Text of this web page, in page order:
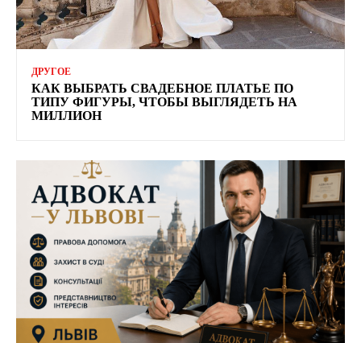
ДРУГОЕ
КАК ВЫБРАТЬ СВАДЕБНОЕ ПЛАТЬЕ ПО
ТИПУ ФИГУРЫ, ЧТОБЫ ВЫГЛЯДЕТЬ НА
МИЛЛИОН